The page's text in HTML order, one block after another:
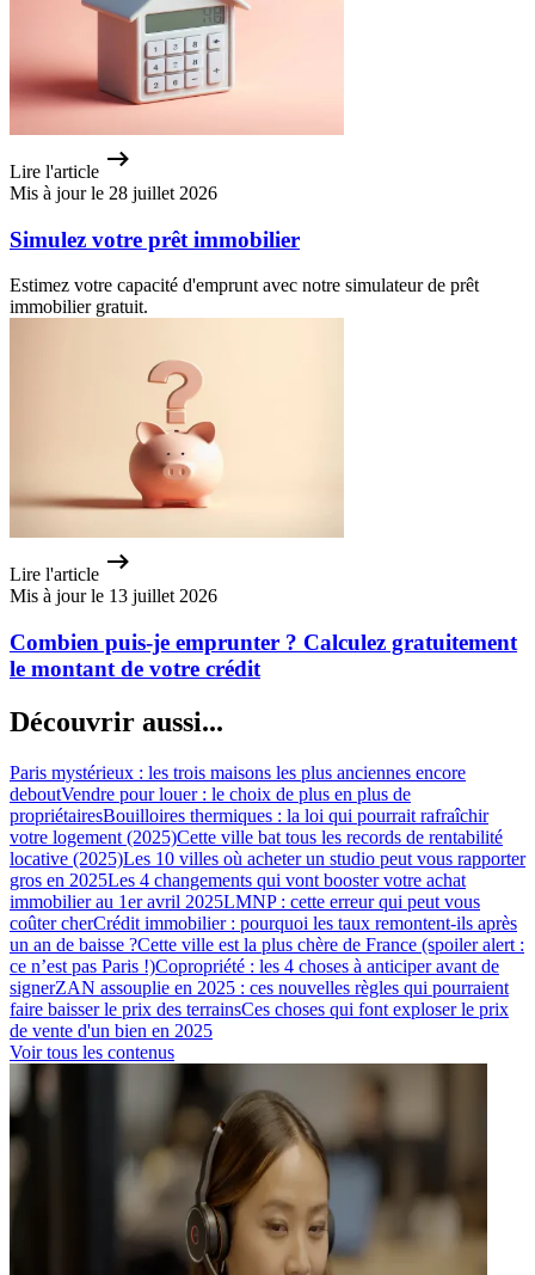
Lire l'article
Mis à jour le 28 juillet 2026
Simulez votre prêt immobilier
Estimez votre capacité d'emprunt avec notre simulateur de prêt
immobilier gratuit.
Lire l'article
Mis à jour le 13 juillet 2026
Combien puis-je emprunter ? Calculez gratuitement
le montant de votre crédit
Découvrir aussi...
Paris mystérieux : les trois maisons les plus anciennes encore
deboutVendre pour louer : le choix de plus en plus de
propriétairesBouilloires thermiques : la loi qui pourrait rafraîchir
votre logement (2025)Cette ville bat tous les records de rentabilité
locative (2025)Les 10 villes où acheter un studio peut vous rapporter
gros en 2025Les 4 changements qui vont booster votre achat
immobilier au 1er avril 2025LMNP : cette erreur qui peut vous
coûter cherCrédit immobilier : pourquoi les taux remontent-ils après
un an de baisse ?Cette ville est la plus chère de France (spoiler alert :
ce n’est pas Paris !)Copropriété : les 4 choses à anticiper avant de
signerZAN assouplie en 2025 : ces nouvelles règles qui pourraient
faire baisser le prix des terrainsCes choses qui font exploser le prix
de vente d'un bien en 2025
Voir tous les contenus